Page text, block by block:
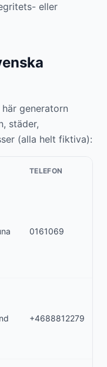
eller
generatorn
städer,
(alla helt fiktiva):
TELEFON
0161069
+4688812279